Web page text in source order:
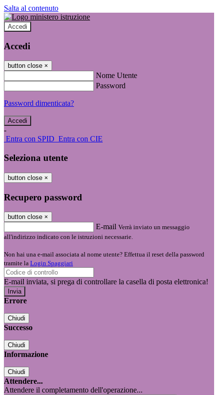
Salta al contenuto
Accedi
Accedi
button close ×
Nome Utente
Password
Password dimenticata?
-
Entra con SPID Entra con CIE
Seleziona utente
button close ×
Recupero password
button close ×
E-mail Verrà inviato un messaggio
all'indirizzo indicato con le istruzioni necessarie.
Non hai una e-mail associata al nome utente? Effettua il reset della password
tramite la Login Spaggiari
E-mail inviata, si prega di controllare la casella di posta elettronica!
Errore
Chiudi
Successo
Chiudi
Informazione
Chiudi
Attendere...
Attendere il completamento dell'operazione...